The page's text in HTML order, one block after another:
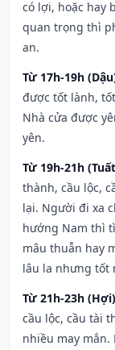
có lợi, hoặc hay
quan trọng thì
an.
Từ 17h-19h
được tốt lành,
Nhà cửa được
yên.
Từ 19h-21h
thành, cầu lộc,
lại. Người đi xa
hướng Nam thì
mâu thuẫn hay
lâu la nhưng tốt
Từ 21h-23h
cầu lộc, cầu tài
nhiều may